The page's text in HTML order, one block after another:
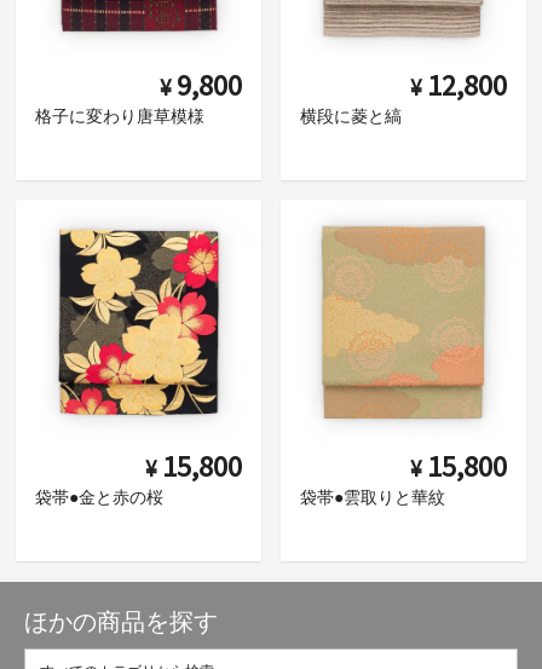
¥ 9,800
格子に変わり唐草模様
¥ 12,800
横段に菱と縞
¥ 15,800
袋帯●金と赤の桜
¥ 15,800
袋帯●雲取りと華紋
ほかの商品を探す